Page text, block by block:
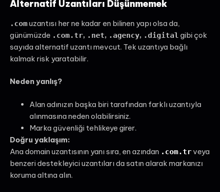
Alternatif Uzantıları Düşünmemek
.comuzantısı her ne kadar en bilinen yapı olsa da,
günümüzde .com.tr, .net, .agency, .digital gibi çok
sayıda alternatif uzantı mevcut. Tek uzantıya bağlı
kalmak risk yaratabilir.
Neden yanlış?
Alan adınızın başka biri tarafından farklı uzantıyla
alınmasına neden olabilirsiniz.
Marka güvenliği tehlikeye girer.
Doğru yaklaşım:
Ana domain uzantısının yanı sıra, en azından .com.trveya
benzeri destekleyici uzantıları da satın alarak markanızı
koruma altına alın.